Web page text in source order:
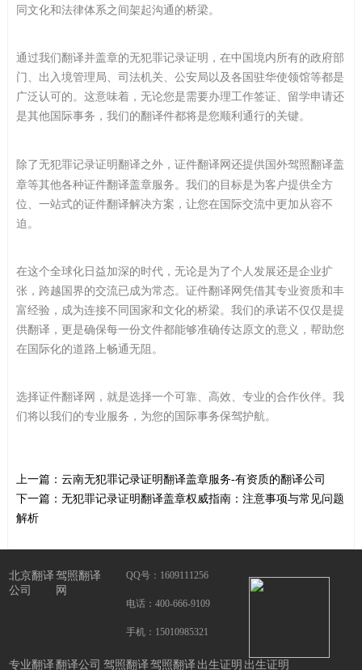
同文化和法律体系之间架起沟通的桥梁。
通过我们翻译并盖章的无犯罪记录证明，在中国境内所有的政府部
门、出入境管理局、司法机关、公安局以及各国驻华使领馆等都是
广泛认可的。这意味着，无论您是需要办理工作签证、留学申请还
是其他国际事务，我们的翻译件都将是您顺利通行的关键。
除了无犯罪记录证明翻译之外，证件翻译网还提供国外驾照翻译盖
章等其他各种证件翻译盖章服务。我们的目标是为客户提供全方
位、一站式的证件翻译解决方案，让您在国际交流中更加从容不
迫。
在这个全球化日益加深的时代，无论是为了个人发展还是企业扩
张，跨越国界的交流已成为常态。证件翻译网凭借其专业资质和丰
富经验，成为连接不同国家和文化的桥梁。我们的承诺不仅仅是提
供翻译，更是确保每一份文件都能够准确传达原文的意义，帮助您
在国际化的道路上畅通无阻。
选择证件翻译网，就是选择一个可靠、高效、专业的合作伙伴。我
们将以我们的专业服务，为您的国际事务保驾护航。
上一篇： 云南无犯罪记录证明翻译盖章服务-有资质的翻译公司
下一篇： 无犯罪记录证明翻译盖章权威指南：注意事项与常见问题
解析
QQ号：1609111256
电话：400-666-9109
手机：15010985321
北京翻译
公司
驾照翻译
网
专业翻译 翻译公司 驾照翻译 驾照翻译 出生证明 出生证明